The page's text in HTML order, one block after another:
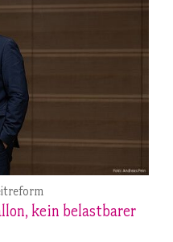
kein belastbarer